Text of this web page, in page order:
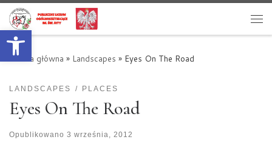
Otwórz pasek narzędzi
Przejdź do treści
Strona główna » Landscapes » Eyes On The Road
LANDSCAPES PLACES
Eyes On The Road
Opublikowano 3 września, 2012